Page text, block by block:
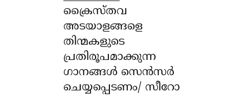
ക്രൈസ്തവ
അടയാളങ്ങളെ
തിന്മകളുടെ
പ്രതിരൂപമാക്കുന്ന
ഗാനങ്ങൾ സെൻസർ
ചെയ്യപ്പെടണം/ സീറോ